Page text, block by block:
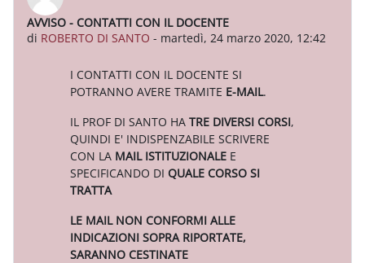
AVVISO - CONTATTI CON IL DOCENTE
di ROBERTO DI SANTO - martedì, 24 marzo 2020, 12:42
Numero di risposte: 0
I CONTATTI CON IL DOCENTE SI
POTRANNO AVERE TRAMITE E-MAIL.
IL PROF DI SANTO HA TRE DIVERSI CORSI,
QUINDI E' INDISPENZABILE SCRIVERE
CON LA MAIL ISTITUZIONALE E
SPECIFICANDO DI QUALE CORSO SI
TRATTA
LE MAIL NON CONFORMI ALLE
INDICAZIONI SOPRA RIPORTATE,
SARANNO CESTINATE